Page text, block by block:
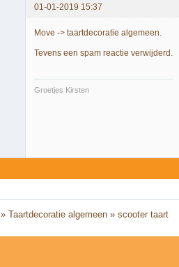
01-01-2019 15:37
Move -> taartdecoratie algemeen.
Tevens een spam reactie verwijderd.
Groetjes Kirsten
»Taartdecoratie algemeen »scooter taart